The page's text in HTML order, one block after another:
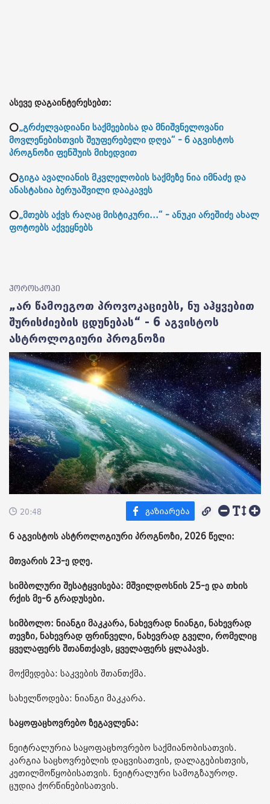
ასევე დაგაინტერესებთ:
⭕„გრძელვადიანი საქმეებისა და მნიშვნელოვანი
მოვლენებისთვის შეუფერებელი დღეა“ - 6 აგვისტოს
პროგნოზი ფენშუის მიხედვით
⭕გიგა ავალიანის მკვლელობის საქმეზე ნია იმნაძე და
ანასტასია ბერუაშვილი დააკავეს
⭕„მთებს აქვს რაღაც მისტიკური...“ - ანუკი არეშიძე ახალ
ფოტოებს აქვეყნებს
ჰოროსკოპი
„არ წამოეგოთ პროვოკაციებს, ნუ აჰყვებით
შურისძიების ცდუნებას“ - 6 აგვისტოს
ასტროლოგიური პროგნოზი
20:48
6 აგვისტოს ასტროლოგიური პროგნოზი, 2026 წელი:
მთვარის 23-ე დღე.
სიმბოლური შესატყვისება: მშვილდოსნის 25-ე და თხის
რქის მე-6 გრადუსები.
სიმბოლო: ნიანგი მაკკარა, ნახევრად ნიანგი, ნახევრად
თევზი, ნახევრად ფრინველი, ნახევრად გველი, რომელიც
ყველაფერს შთანთქავს, ყველაფერს ყლაპავს.
მოქმედება: საკვების შთანთქმა.
სახელწოდება: ნიანგი მაკკარა.
საყოფაცხოვრებო ზეგავლენა:
ნეიტრალურია საყოფაცხოვრებო საქმიანობისათვის.
კარგია საცხოვრებლის დაცვისათვის, დალაგებისთვის,
კეთილმოწყობისათვის. ნეიტრალური სამოგზაუროდ.
ცუდია ქორწინებისათვის.